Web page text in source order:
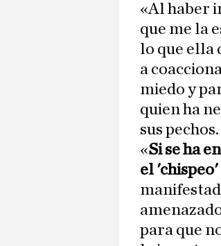
«Al haber
que me la
lo que ella
a
miedo y
quien ha
sus pechos.
«Si se ha
el
para que